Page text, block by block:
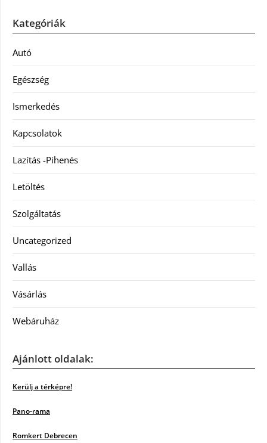
Kategóriák
Autó
Egészség
Ismerkedés
Kapcsolatok
Lazítás -Pihenés
Letöltés
Szolgáltatás
Uncategorized
Vallás
Vásárlás
Webáruház
Ajánlott oldalak:
Kerülj a térképre!
Pano-rama
Romkert Debrecen